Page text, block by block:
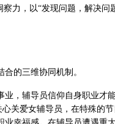
力，以“发现问题，解决问
的三维协同机制。
，辅导员信仰自身职业才
关爱女辅导员，在特殊的节